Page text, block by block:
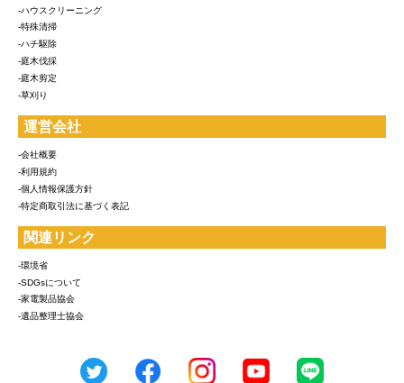
-ハウスクリーニング
-特殊清掃
-ハチ駆除
-庭木伐採
-庭木剪定
-草刈り
運営会社
-会社概要
-利用規約
-個人情報保護方針
-特定商取引法に基づく表記
関連リンク
-環境省
-SDGsについて
-家電製品協会
-遺品整理士協会